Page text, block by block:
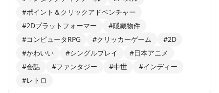
#ポイント＆クリックアドベンチャー
#2Dプラットフォーマー
#隱藏物件
#コンピュータRPG
#クリッカーゲーム
#2D
#かわいい
#シングルプレイ
#日本アニメ
#会話
#ファンタジー #中世
#インディー
#レトロ